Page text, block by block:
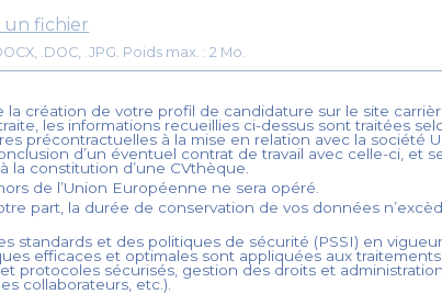
un fichier
.PDF, .DOCX, .DOC, .JPG. Poids max. : 2 Mo.
la création de votre profil de candidature sur le site
, les informations recueillies ci-dessus sont traitées
précontractuelles à la mise en relation avec la société
d’un éventuel contrat de travail avec celle-ci, et
la constitution d’une CVthèque.
de l’Union Européenne ne sera opéré.
part, la durée de conservation de vos données
standards et des politiques de sécurité (PSSI) en
efficaces et optimales sont appliquées aux
protocoles sécurisés, gestion des droits et administration,
collaborateurs, etc.).